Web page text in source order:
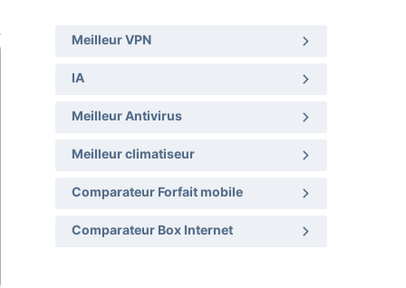
Meilleur VPN
IA
Meilleur Antivirus
Meilleur climatiseur
Comparateur Forfait mobile
Comparateur Box Internet